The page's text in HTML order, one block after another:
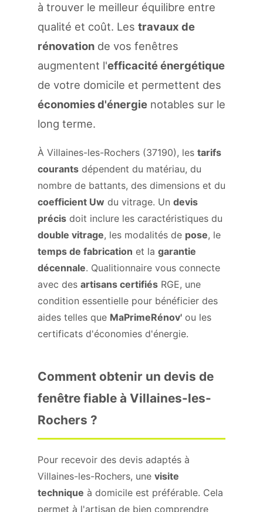
à trouver le meilleur équilibre entre
qualité et coût. Les travaux de
rénovation de vos fenêtres
augmentent l'efficacité énergétique
de votre domicile et permettent des
économies d'énergie notables sur le
long terme.
À Villaines-les-Rochers (37190), les tarifs
courants dépendent du matériau, du
nombre de battants, des dimensions et du
coefficient Uw du vitrage. Un devis
précis doit inclure les caractéristiques du
double vitrage, les modalités de pose, le
temps de fabrication et la garantie
décennale. Qualitionnaire vous connecte
avec des artisans certifiés RGE, une
condition essentielle pour bénéficier des
aides telles que MaPrimeRénov' ou les
certificats d'économies d'énergie.
Comment obtenir un devis de
fenêtre fiable à Villaines-les-
Rochers ?
Pour recevoir des devis adaptés à
Villaines-les-Rochers, une visite
technique à domicile est préférable. Cela
permet à l'artisan de bien comprendre